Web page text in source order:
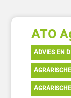
ATO
ADVIES EN